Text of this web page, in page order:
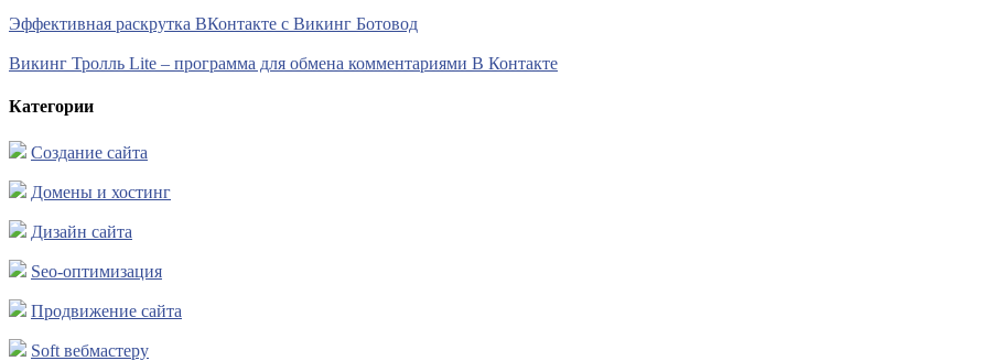
Эффективная раскрутка ВКонтакте с Викинг Ботовод
Викинг Тролль Lite – программа для обмена комментариями В Контакте
Категории
Создание сайта
Домены и хостинг
Дизайн сайта
Seo-оптимизация
Продвижение сайта
Soft вебмастеру